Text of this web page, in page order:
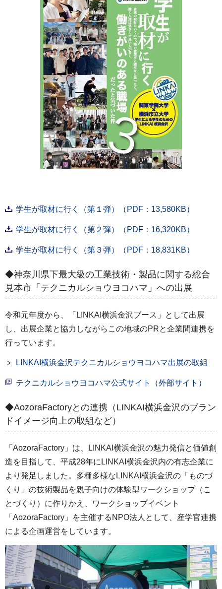
学生が取材に行く（第１弾）（PDF：13,580KB）
学生が取材に行く（第２弾）（PDF：16,320KB）
学生が取材に行く（第３弾）（PDF：18,831KB）
◆神奈川県下最大級の工業技術・製品に関する総合
見本市「テクニカルショウヨコハマ」への出展
令和元年度から、「LINKAI横浜金沢ブース」として出展
し、出展企業と協力しながらこの地域のPRと企業間連携を
行っています。
LINKAI横浜金沢テクニカルショウヨコハマ出展の取組
テクニカルショウヨコハマ公式サイト（外部サイト）
◆AozoraFactoryとの連携（LINKAI横浜金沢のブラン
ドイメージ向上の取組など）
「AozoraFactory」は、LINKAI横浜金沢の魅力発信と価値創
造を目指して、平成28年にLINKAI横浜金沢内の有志企業に
より発足しました。多種多様なLINKAI横浜金沢の「ものづ
くり」の技術製品を親子向けの体験型ワークショップ（こ
とづくり）に作りかえ、ワークショップイベント
「AozoraFactory」を主催するNPO法人として、産学官連携
による企画運営をしています。